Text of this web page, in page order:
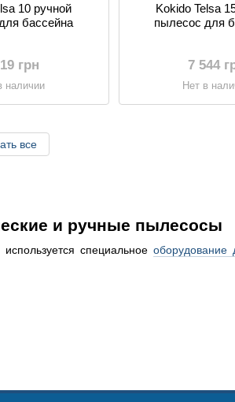
и ручные пылесосы
специальное оборудование
10 ручной
бассейна
грн
наличии
Kokido Telsa
пылесос для
7 544
Нет в
все